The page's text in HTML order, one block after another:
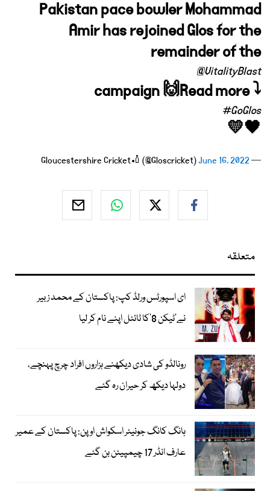
Pakistan pace bowler Mohammad
Amir has rejoined Glos for the
remainder of the
@VitalityBlast
campaign 🙌Read more ⤵
#GoGlos
💛🖤
— Gloucestershire Cricket🏏 (@Gloscricket)
June 16, 2022
متعلقہ
ای اسپورٹس ورلڈ کپ: پاکستان کے محمد زبیر
نے’ٹیکن 8‘کا ٹائٹل اپنے نام کر لیا
رونالڈو کی شادی دیکھنے ہزاروں افراد چرچ پہنچے،
دولہا دیکھ کر حیران رہ گئے
ہانگ کانگ جونیئر اسکواش اوپن: پاکستان کے عمیر
عارف انڈر 17 چیمپیئن بن گئے